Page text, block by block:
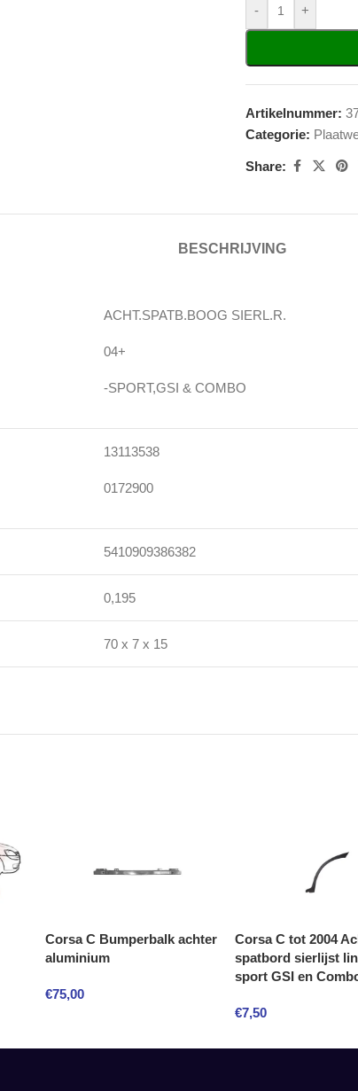
- +
Artikelnummer:
Categorie:
Share:
BESCHRIJVING
ACHT.SPATB.BOOG SIERL.R.
04+
-SPORT,GSI & COMBO
13113538
0172900
5410909386382
0,195
70 x 7 x 15
Corsa C Bumperbalk achter
aluminium
€75,00
Corsa C tot 2004
spatbord sierlijst
sport GSI en
€7,50